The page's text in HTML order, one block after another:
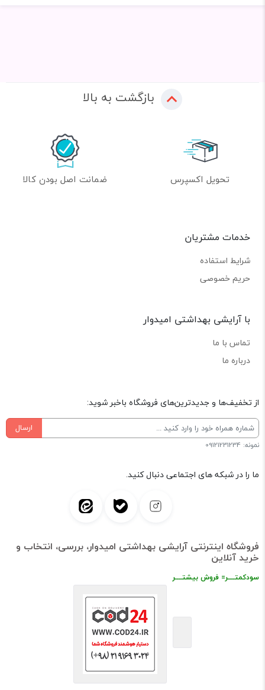
بازگشت به بالا
تحویل اکسپرس ضمانت اصل بودن کالا
خدمات مشتریان
شرایط استفاده
حریم خصوصی
با آرایشی بهداشتی امیدوار
تماس با ما
درباره ما
از تخفیف‌ها و جدیدترین‌های فروشگاه باخبر شوید:
ارسال
نمونه: 09121231234
ما را در شبکه های اجتماعی دنبال کنید.
فروشگاه اینترنتی آرایشی بهداشتی امیدوار، بررسی، انتخاب و
خرید آنلاین
سودکمتــــر= فروش بیشتــــر